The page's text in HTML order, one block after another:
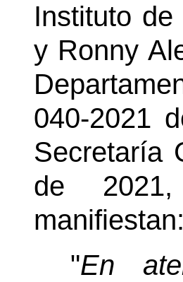
Instituto
y Ronny
040-2021
Secretaría
de
manifiestan:
"En